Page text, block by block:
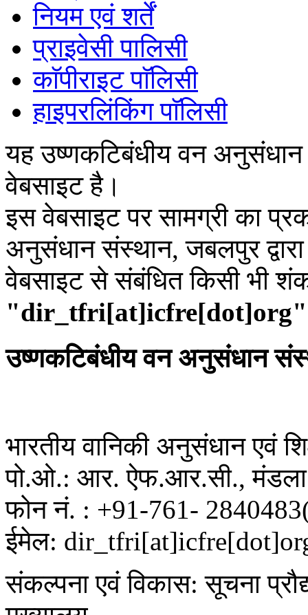
नियम एवं शर्तें
प्राइवेसी पालिसी
काॅपीराइट पाॅलिसी
हाइपरलिंकिंग पाॅलिसी
यह उष्णकटिबंधीय वन
वेबसाइट है।
इस वेबसाइट पर सामग्री का
अनुसंधान संस्थान, जबलपुर
वेबसाइट से संबंधित किसी भी
"dir_tfri[at]icfre[dot]org"
उष्णकटिबंधीय वन अनुसंधान
भारतीय वानिकी अनुसंधान एवं
पो.ओ.: आर. ऐफ.आर.सी., मंडला
फोन नं. : +91-761-
ईमेल:
संकल्पना एवं विकास: सूचना